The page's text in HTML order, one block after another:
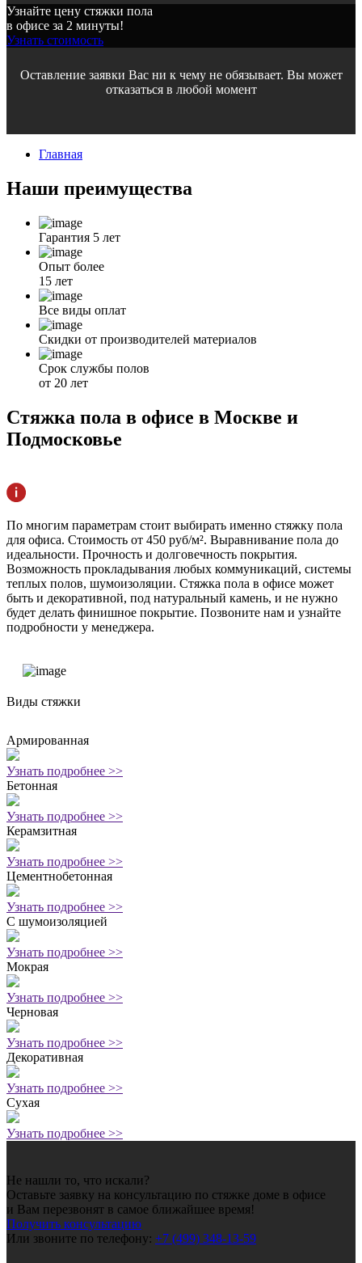
Узнайте цену стяжки пола
в офисе за 2 минуты!
Узнать стоимость
Оставление заявки Вас ни к чему не обязывает. Вы может
отказаться в любой момент
Главная
Наши преимущества
Гарантия 5 лет
Опыт более
15 лет
Все виды оплат
Скидки от производителей материалов
Срок службы полов
от 20 лет
Стяжка пола в офисе в Москве и
Подмосковье
По многим параметрам стоит выбирать именно стяжку пола
для офиса. Стоимость от 450 руб/м². Выравнивание пола до
идеальности. Прочность и долговечность покрытия.
Возможность прокладывания любых коммуникаций, системы
теплых полов, шумоизоляции. Стяжка пола в офисе может
быть и декоративной, под натуральный камень, и не нужно
будет делать финишное покрытие. Позвоните нам и узнайте
подробности у менеджера.
Виды стяжки
Армированная
Узнать подробнее >>
Бетонная
Узнать подробнее >>
Керамзитная
Узнать подробнее >>
Цементнобетонная
Узнать подробнее >>
С шумоизоляцией
Узнать подробнее >>
Мокрая
Узнать подробнее >>
Черновая
Узнать подробнее >>
Декоративная
Узнать подробнее >>
Сухая
Узнать подробнее >>
Не нашли то, что искали?
Оставьте заявку на консультацию по стяжке доме в офисе
и Вам перезвонят в самое ближайшее время!
Получить консультацию
Или звоните по телефону: +7 (499) 348-13-59